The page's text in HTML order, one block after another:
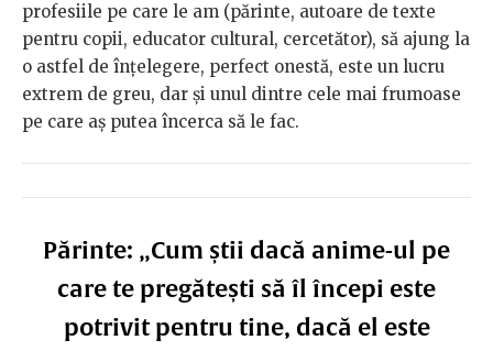
profesiile pe care le am (părinte, autoare de texte
pentru copii, educator cultural, cercetător), să ajung la
o astfel de înțelegere, perfect onestă, este un lucru
extrem de greu, dar și unul dintre cele mai frumoase
pe care aș putea încerca să le fac.
Părinte: „Cum știi dacă anime-ul pe
care te pregătești să îl începi este
potrivit pentru tine, dacă el este